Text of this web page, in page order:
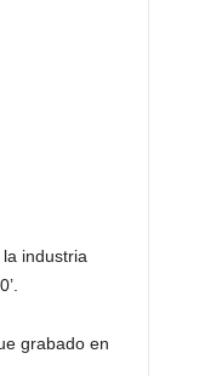
industria
grabado en